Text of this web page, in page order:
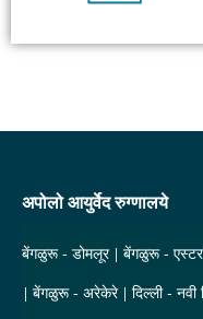
अपोलो आयुर्वेद रुग्णालये
बेंगळुरू - डोमलूर बेंगळुरू -
बेंगळुरू - अरेकेरे
दिल्ली - नवी